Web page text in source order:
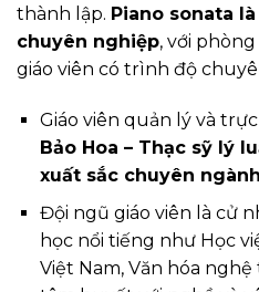
thành lập. Piano sonata
chuyên nghiệp, với
giáo viên có trình độ
Giáo viên quản lý và
Bảo Hoa – Thạc sỹ lý
xuất sắc chuyên
Đội ngũ giáo viên là cử
học nổi tiếng như Học
Việt Nam, Văn hóa